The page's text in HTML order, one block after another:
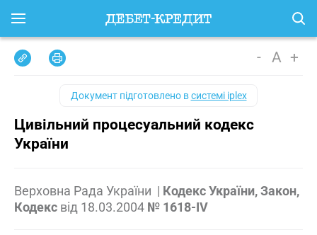
- A +
Документ підготовлено всистемі iplex
Цивільний процесуальний кодекс
України
Верховна Рада України | Кодекс України, Закон,
Кодекс від 18.03.2004 № 1618-IV